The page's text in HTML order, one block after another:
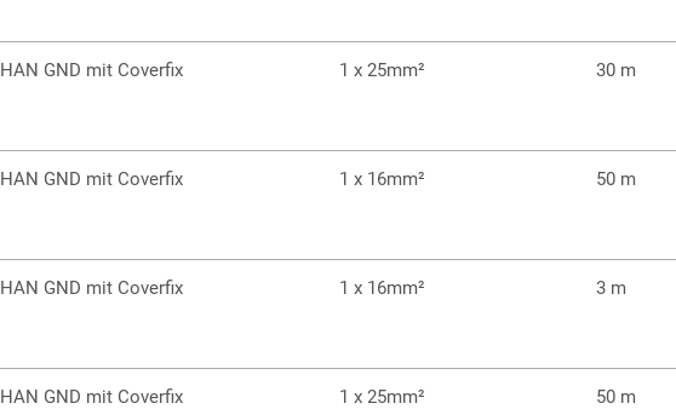
HAN GND mit Coverfix 1 x 25mm² 30 m
HAN GND mit Coverfix 1 x 16mm² 50 m
HAN GND mit Coverfix 1 x 16mm² 3 m
HAN GND mit Coverfix 1 x 25mm² 50 m